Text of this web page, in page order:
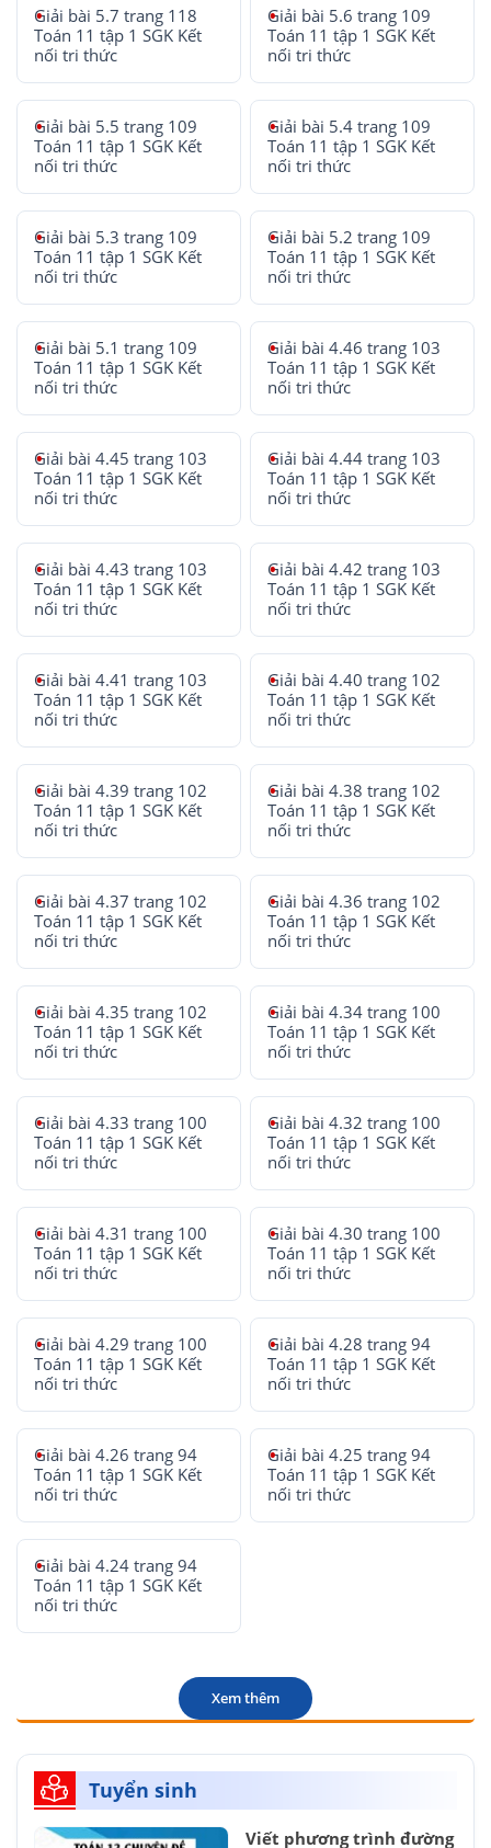
Giải bài 5.7 trang 118
Toán 11 tập 1 SGK Kết
nối tri thức
Giải bài 5.6 trang 109
Toán 11 tập 1 SGK Kết
nối tri thức
Giải bài 5.5 trang 109
Toán 11 tập 1 SGK Kết
nối tri thức
Giải bài 5.4 trang 109
Toán 11 tập 1 SGK Kết
nối tri thức
Giải bài 5.3 trang 109
Toán 11 tập 1 SGK Kết
nối tri thức
Giải bài 5.2 trang 109
Toán 11 tập 1 SGK Kết
nối tri thức
Giải bài 5.1 trang 109
Toán 11 tập 1 SGK Kết
nối tri thức
Giải bài 4.46 trang 103
Toán 11 tập 1 SGK Kết
nối tri thức
Giải bài 4.45 trang 103
Toán 11 tập 1 SGK Kết
nối tri thức
Giải bài 4.44 trang 103
Toán 11 tập 1 SGK Kết
nối tri thức
Giải bài 4.43 trang 103
Toán 11 tập 1 SGK Kết
nối tri thức
Giải bài 4.42 trang 103
Toán 11 tập 1 SGK Kết
nối tri thức
Giải bài 4.41 trang 103
Toán 11 tập 1 SGK Kết
nối tri thức
Giải bài 4.40 trang 102
Toán 11 tập 1 SGK Kết
nối tri thức
Giải bài 4.39 trang 102
Toán 11 tập 1 SGK Kết
nối tri thức
Giải bài 4.38 trang 102
Toán 11 tập 1 SGK Kết
nối tri thức
Giải bài 4.37 trang 102
Toán 11 tập 1 SGK Kết
nối tri thức
Giải bài 4.36 trang 102
Toán 11 tập 1 SGK Kết
nối tri thức
Giải bài 4.35 trang 102
Toán 11 tập 1 SGK Kết
nối tri thức
Giải bài 4.34 trang 100
Toán 11 tập 1 SGK Kết
nối tri thức
Giải bài 4.33 trang 100
Toán 11 tập 1 SGK Kết
nối tri thức
Giải bài 4.32 trang 100
Toán 11 tập 1 SGK Kết
nối tri thức
Giải bài 4.31 trang 100
Toán 11 tập 1 SGK Kết
nối tri thức
Giải bài 4.30 trang 100
Toán 11 tập 1 SGK Kết
nối tri thức
Giải bài 4.29 trang 100
Toán 11 tập 1 SGK Kết
nối tri thức
Giải bài 4.28 trang 94
Toán 11 tập 1 SGK Kết
nối tri thức
Giải bài 4.26 trang 94
Toán 11 tập 1 SGK Kết
nối tri thức
Giải bài 4.25 trang 94
Toán 11 tập 1 SGK Kết
nối tri thức
Giải bài 4.24 trang 94
Toán 11 tập 1 SGK Kết
nối tri thức
Xem thêm
Tuyển sinh
Viết phương trình đường